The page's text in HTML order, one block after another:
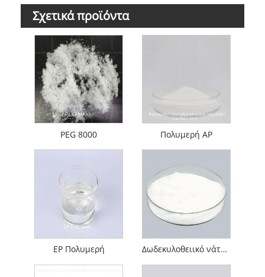
Σχετικά προϊόντα
PEG 8000 Πολυμερή AP
EP Πολυμερή Δωδεκυλοθειικό νάτριο